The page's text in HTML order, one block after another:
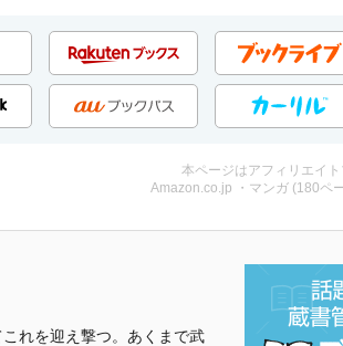
本ページはアフィリエイ
Amazon.co.jp ・マンガ (180ペ
れを迎え撃つ。あくまで武